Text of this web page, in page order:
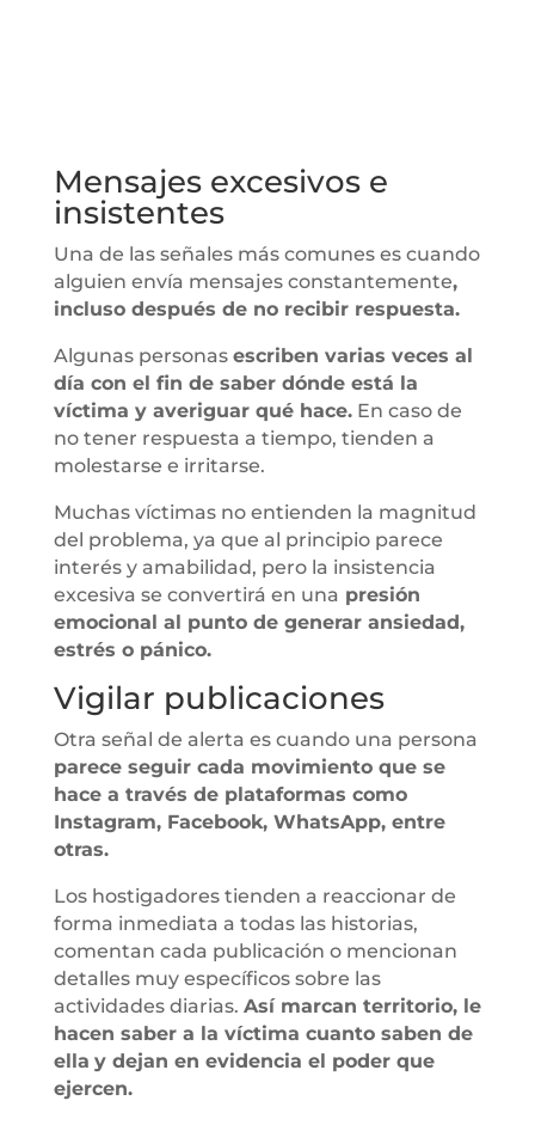
Mensajes excesivos e
insistentes
Una de las señales más comunes es cuando
alguien envía mensajes constantemente,
incluso después de no recibir respuesta.
Algunas personas escriben varias veces al
día con el fin de saber dónde está la
víctima y averiguar qué hace.En caso de
no tener respuesta a tiempo, tienden a
molestarse e irritarse.
Muchas víctimas no entienden la magnitud
del problema, ya que al principio parece
interés y amabilidad, pero la insistencia
excesiva se convertirá en una presión
emocional al punto de generar ansiedad,
estrés o pánico.
Vigilar publicaciones
Otra señal de alerta es cuando una persona
parece seguir cada movimiento que se
hace a través de plataformas como
Instagram, Facebook, WhatsApp, entre
otras.
Los hostigadores tienden a reaccionar de
forma inmediata a todas las historias,
comentan cada publicación o mencionan
detalles muy específicos sobre las
actividades diarias. Así marcan territorio, le
hacen saber a la víctima cuanto saben de
ella y dejan en evidencia el poder que
ejercen.